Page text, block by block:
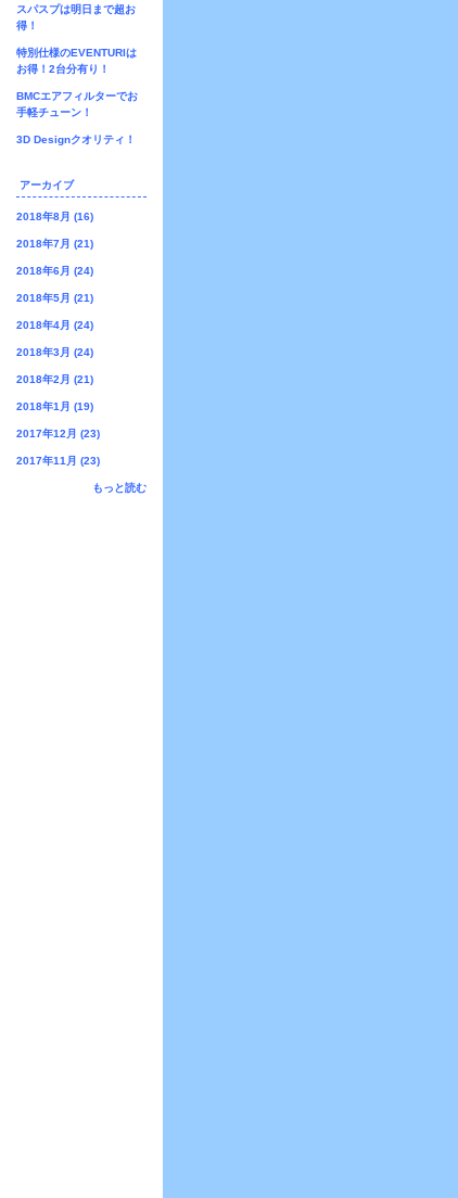
スパスプは明日まで超お
得！
特別仕様のEVENTURIは
お得！2台分有り！
BMCエアフィルターでお
手軽チューン！
3D Designクオリティ！
アーカイブ
2018年8月 (16)
2018年7月 (21)
2018年6月 (24)
2018年5月 (21)
2018年4月 (24)
2018年3月 (24)
2018年2月 (21)
2018年1月 (19)
2017年12月 (23)
2017年11月 (23)
もっと読む